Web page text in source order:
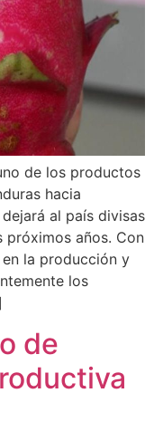
de los productos
hacia
al país divisas
próximos años. Con
la producción y
los
de